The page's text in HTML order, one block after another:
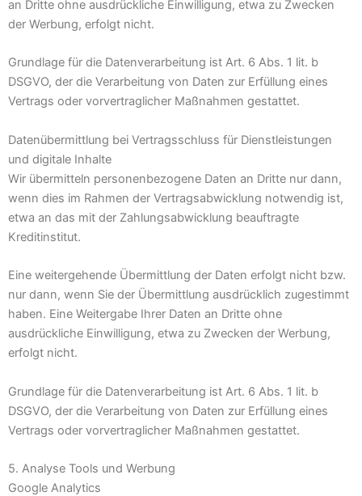
an Dritte ohne ausdrückliche Einwilligung, etwa zu Zwecken
der Werbung, erfolgt nicht.
Grundlage für die Datenverarbeitung ist Art. 6 Abs. 1 lit. b
DSGVO, der die Verarbeitung von Daten zur Erfüllung eines
Vertrags oder vorvertraglicher Maßnahmen gestattet.
Datenübermittlung bei Vertragsschluss für Dienstleistungen
und digitale Inhalte
Wir übermitteln personenbezogene Daten an Dritte nur dann,
wenn dies im Rahmen der Vertragsabwicklung notwendig ist,
etwa an das mit der Zahlungsabwicklung beauftragte
Kreditinstitut.
Eine weitergehende Übermittlung der Daten erfolgt nicht bzw.
nur dann, wenn Sie der Übermittlung ausdrücklich zugestimmt
haben. Eine Weitergabe Ihrer Daten an Dritte ohne
ausdrückliche Einwilligung, etwa zu Zwecken der Werbung,
erfolgt nicht.
Grundlage für die Datenverarbeitung ist Art. 6 Abs. 1 lit. b
DSGVO, der die Verarbeitung von Daten zur Erfüllung eines
Vertrags oder vorvertraglicher Maßnahmen gestattet.
5. Analyse Tools und Werbung
Google Analytics